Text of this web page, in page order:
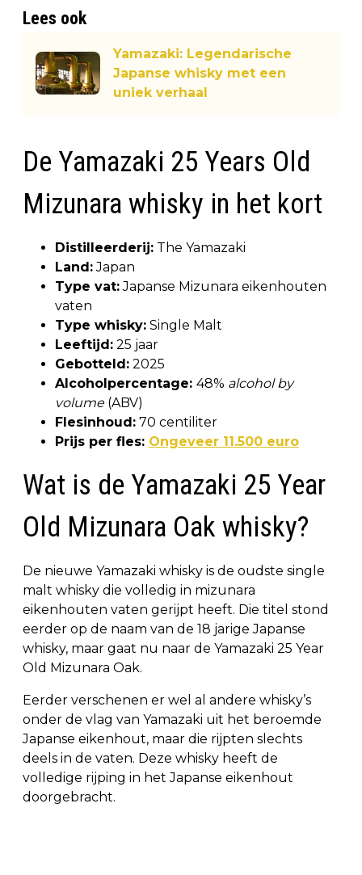
Lees ook
Yamazaki: Legendarische
Japanse whisky met een
uniek verhaal
De Yamazaki 25 Years Old
Mizunara whisky in het kort
Distilleerderij: The Yamazaki
Land:Japan
Type vat:Japanse Mizunara eikenhouten
vaten
Type whisky: Single Malt
Leeftijd: 25 jaar
Gebotteld: 2025
Alcoholpercentage: 48% alcohol by
volume (ABV)
Flesinhoud: 70 centiliter
Prijs per fles: Ongeveer 11.500 euro
Wat is de Yamazaki 25 Year
Old Mizunara Oak whisky?
De nieuwe Yamazaki whisky is de oudste single
malt whisky die volledig in mizunara
eikenhouten vaten gerijpt heeft. Die titel stond
eerder op de naam van de 18 jarige Japanse
whisky, maar gaat nu naar de Yamazaki 25 Year
Old Mizunara Oak.
Eerder verschenen er wel al andere whisky’s
onder de vlag van Yamazaki uit het beroemde
Japanse eikenhout, maar die rijpten slechts
deels in de vaten. Deze whisky heeft de
volledige rijping in het Japanse eikenhout
doorgebracht.